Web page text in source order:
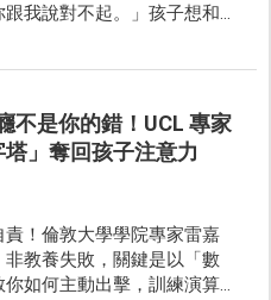
我說對不起。」孩子想和
不是你的錯！UCL 專家
」奪回孩子注意力
！倫敦大學學院專家雷嘉
教養失敗，關鍵是以「數
如何主動出擊，訓練演算